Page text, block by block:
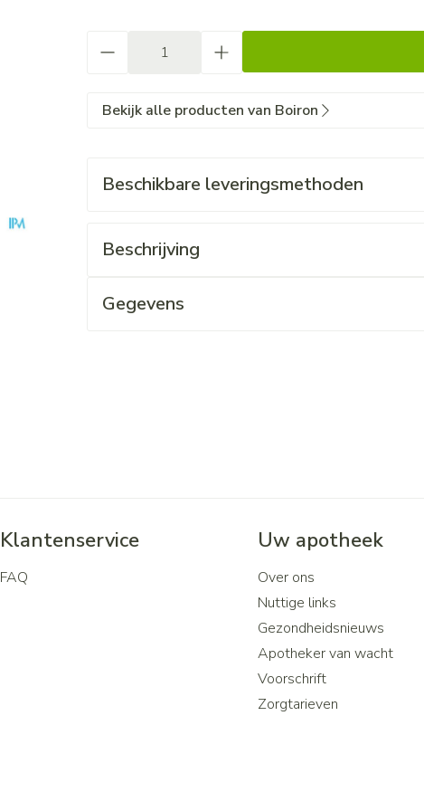
Bekijk alle producten van Boiron
Beschikbare leveringsmethoden
Beschrijving
Gegevens
Klantenservice
FAQ
Uw apotheek
Over ons
Nuttige links
Gezondheidsnieuws
Apotheker van wacht
Voorschrift
Zorgtarieven